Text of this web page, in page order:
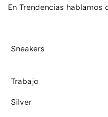
En Trendencias hablamos
Sneakers
Trabajo
Silver